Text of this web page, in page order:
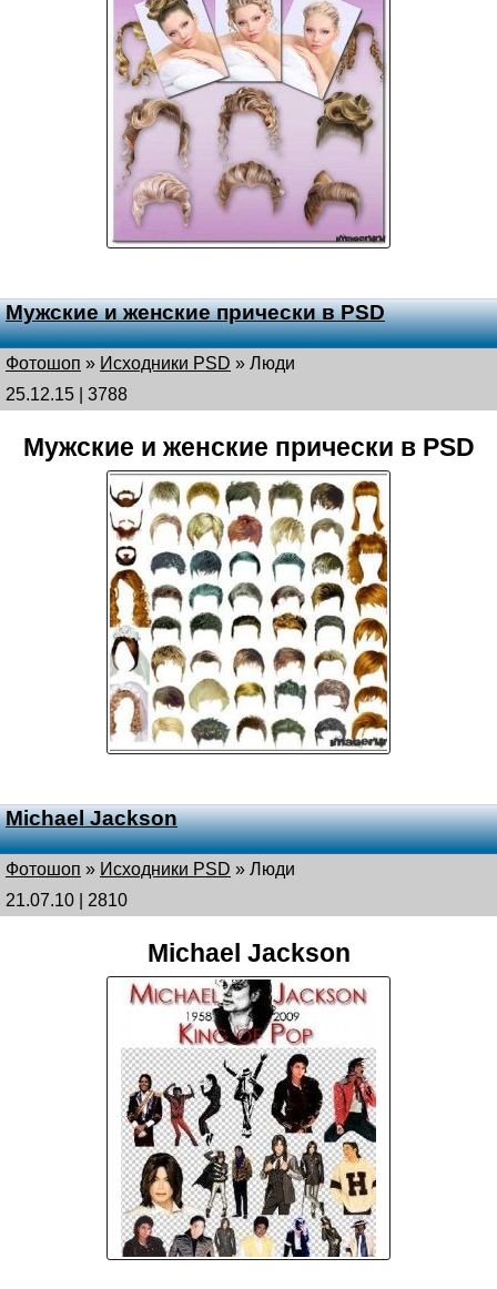
Мужские и женские прически в PSD
Фотошоп » Исходники PSD » Люди
25.12.15 | 3788
Мужские и женские прически в PSD
Michael Jackson
Фотошоп » Исходники PSD » Люди
21.07.10 | 2810
Michael Jackson